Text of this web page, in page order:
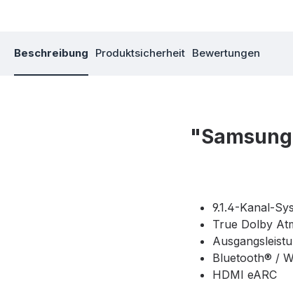
Beschreibung Produktsicherheit Bewertungen
9.1.4-Kanal-
True Dolby
Bluetooth® /
HDMI eARC